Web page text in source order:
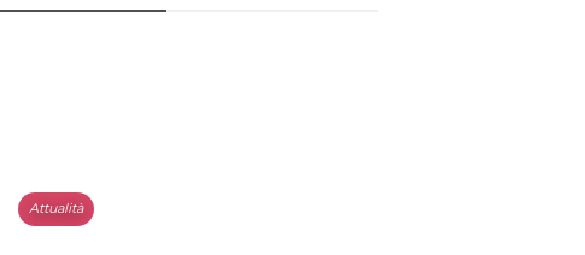
Attualità